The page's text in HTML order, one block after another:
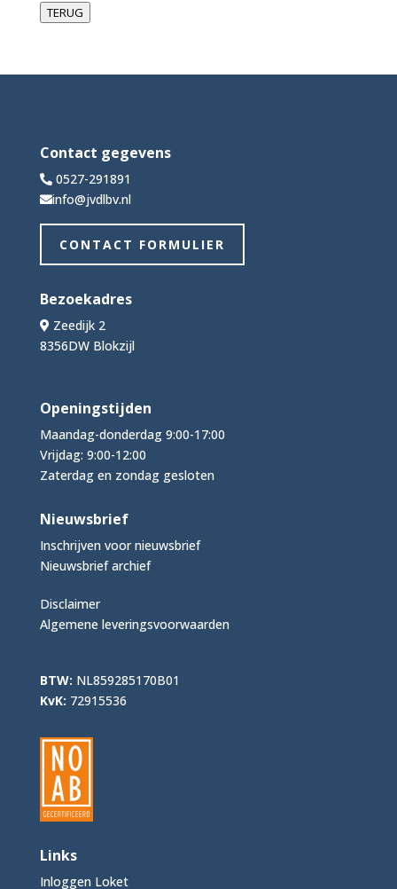
TERUG
Contact gegevens
0527-291891
info@jvdlbv.nl
CONTACT FORMULIER
Bezoekadres
Zeedijk 2
8356DW Blokzijl
Openingstijden
Maandag-donderdag 9:00-17:00
Vrijdag: 9:00-12:00
Zaterdag en zondag gesloten
Nieuwsbrief
Inschrijven voor nieuwsbrief
Nieuwsbrief archief
Disclaimer
Algemene leveringsvoorwaarden
BTW: NL859285170B01
KvK: 72915536
Links
Inloggen Loket